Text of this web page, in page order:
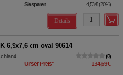
Sie sparen 4,53 €(20%)
Details
6,9x7,6 cm oval 90614
0
Unser Preis* 134,69 €